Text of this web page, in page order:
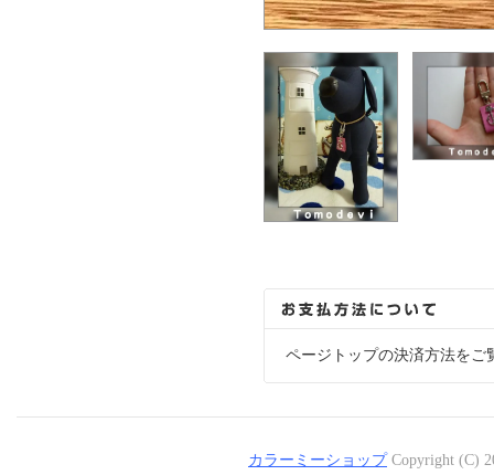
ページトップの決済方法をご
カラーミーショップ Copyright (C)